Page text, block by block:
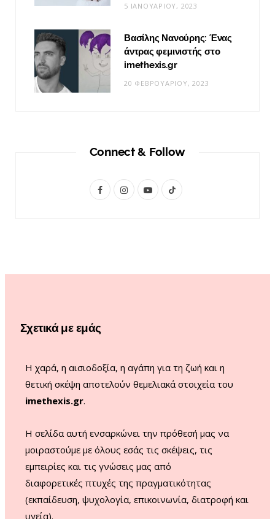
5 ΙΑΝΟΥΑΡΊΟΥ, 2023
Βασίλης Νανούρης: Ένας
άντρας φεμινιστής στο
imethexis.gr
20 ΦΕΒΡΟΥΑΡΊΟΥ, 2023
Connect & Follow
F
b
I
a
Y
u
T
o
Σχετικά με εμάς
Η χαρά, η αισιοδοξία, η αγάπη για τη ζωή και η
θετική σκέψη αποτελούν θεμελιακά στοιχεία του
imethexis.gr.
H σελίδα αυτή ενσαρκώνει την πρόθεσή μας να
μοιραστούμε με όλους εσάς τις σκέψεις, τις
εμπειρίες και τις γνώσεις μας από
διαφορετικές πτυχές της πραγματικότητας
(εκπαίδευση, ψυχολογία, επικοινωνία, διατροφή και
υγεία).